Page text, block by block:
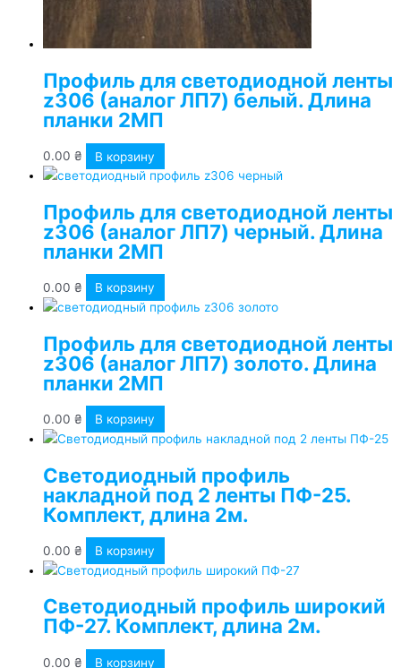
Профиль для светодиодной ленты
z306 (аналог ЛП7) белый. Длина
планки 2МП
0.00 ₴ В корзину
Профиль для светодиодной ленты
z306 (аналог ЛП7) черный. Длина
планки 2МП
0.00 ₴ В корзину
Профиль для светодиодной ленты
z306 (аналог ЛП7) золото. Длина
планки 2МП
0.00 ₴ В корзину
Светодиодный профиль
накладной под 2 ленты ПФ-25.
Комплект, длина 2м.
0.00 ₴ В корзину
Светодиодный профиль широкий
ПФ-27. Комплект, длина 2м.
0.00 ₴ В корзину